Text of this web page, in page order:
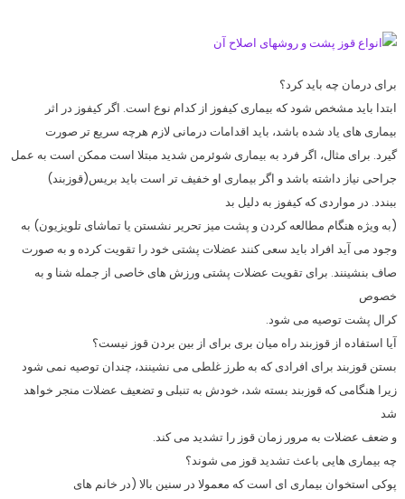
برای درمان چه باید کرد؟
ابتدا باید مشخص شود که بیماری کیفوز از کدام نوع است. اگر کیفوز در اثر
بیماری ‌های یاد شده باشد، باید اقدامات درمانی لازم هرچه سریع ‌تر صورت
گیرد. برای مثال، اگر فرد به بیماری شوئرمن شدید مبتلا است ممکن است به عمل
جراحی نیاز داشته باشد و اگر بیماری او خفیف‌ تر است باید بریس(قوزبند)
ببندد. در مواردی که کیفوز به دلیل بد
(به ویژه هنگام مطالعه کردن و پشت میز تحریر نشستن یا تماشای تلویزیون) به
وجود می‌ آید افراد باید سعی کنند عضلات پشتی خود را تقویت کرده و به صورت
صاف بنشینند. برای تقویت عضلات پشتی ورزش‌ های خاصی از جمله شنا و به
خصوص
کرال پشت توصیه می ‌شود.
آیا استفاده از قوزبند راه میان بری برای از بین بردن قوز نیست؟
بستن قوزبند برای افرادی که به طرز غلطی می ‌نشینند، چندان توصیه نمی ‌شود
زیرا هنگامی که قوزبند بسته شد، خودش به تنبلی و تضعیف عضلات منجر خواهد
شد
و ضعف عضلات به مرور زمان قوز را تشدید می‌ کند.
چه بیماری‌ هایی باعث تشدید قوز می‌ شوند؟
پوکی استخوان بیماری‌ ای است که معمولا در سنین بالا (در خانم ‌های